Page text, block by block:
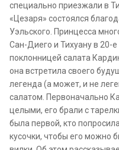
специально приезжали в
«Цезаря» состоялся
Уэльского. Принцесса
Сан-Диего и Тихуану в 20-
поклонницей салата
она встретила своего
легенда (а может, и не
салатом. Первоначально
целыми, его брали с
была первой, кто
кусочки, чтобы его можно